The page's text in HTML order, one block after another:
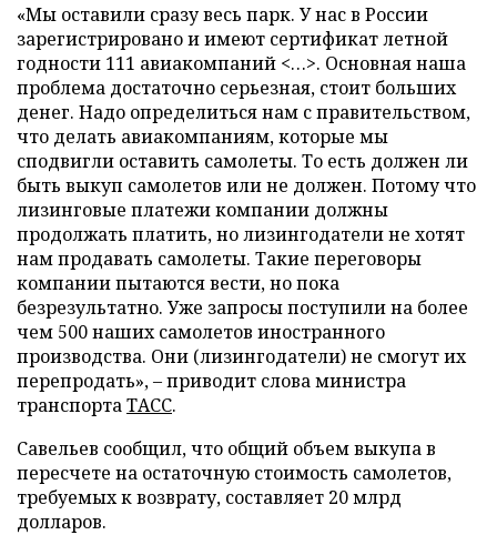
«Мы оставили сразу весь парк. У нас в России
зарегистрировано и имеют сертификат летной
годности 111 авиакомпаний <…>. Основная наша
проблема достаточно серьезная, стоит больших
денег. Надо определиться нам с правительством,
что делать авиакомпаниям, которые мы
сподвигли оставить самолеты. То есть должен ли
быть выкуп самолетов или не должен. Потому что
лизинговые платежи компании должны
продолжать платить, но лизингодатели не хотят
нам продавать самолеты. Такие переговоры
компании пытаются вести, но пока
безрезультатно. Уже запросы поступили на более
чем 500 наших самолетов иностранного
производства. Они (лизингодатели) не смогут их
перепродать», – приводит слова министра
транспортаТАСС.
Савельев сообщил, что общий объем выкупа в
пересчете на остаточную стоимость самолетов,
требуемых к возврату, составляет 20 млрд
долларов.